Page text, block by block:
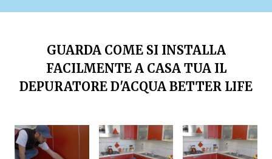
GUARDA COME SI INSTALLA
FACILMENTE A CASA TUA IL
DEPURATORE D'ACQUA BETTER LIFE